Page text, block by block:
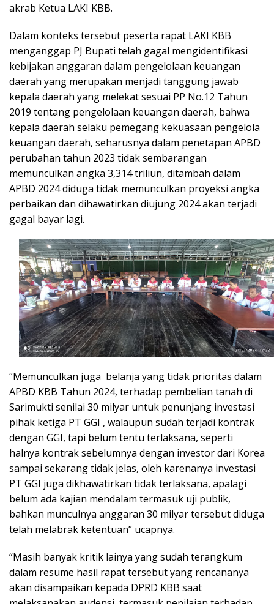
akrab Ketua LAKI KBB.
Dalam konteks tersebut peserta rapat LAKI KBB
menganggap PJ Bupati telah gagal mengidentifikasi
kebijakan anggaran dalam pengelolaan keuangan
daerah yang merupakan menjadi tanggung jawab
kepala daerah yang melekat sesuai PP No.12 Tahun
2019 tentang pengelolaan keuangan daerah, bahwa
kepala daerah selaku pemegang kekuasaan pengelola
keuangan daerah, seharusnya dalam penetapan APBD
perubahan tahun 2023 tidak sembarangan
memunculkan angka 3,314 triliun, ditambah dalam
APBD 2024 diduga tidak memunculkan proyeksi angka
perbaikan dan dihawatirkan diujung 2024 akan terjadi
gagal bayar lagi.
“Memunculkan juga belanja yang tidak prioritas dalam
APBD KBB Tahun 2024, terhadap pembelian tanah di
Sarimukti senilai 30 milyar untuk penunjang investasi
pihak ketiga PT GGI , walaupun sudah terjadi kontrak
dengan GGI, tapi belum tentu terlaksana, seperti
halnya kontrak sebelumnya dengan investor dari Korea
sampai sekarang tidak jelas, oleh karenanya investasi
PT GGI juga dikhawatirkan tidak terlaksana, apalagi
belum ada kajian mendalam termasuk uji publik,
bahkan munculnya anggaran 30 milyar tersebut diduga
telah melabrak ketentuan” ucapnya.
“Masih banyak kritik lainya yang sudah terangkum
dalam resume hasil rapat tersebut yang rencananya
akan disampaikan kepada DPRD KBB saat